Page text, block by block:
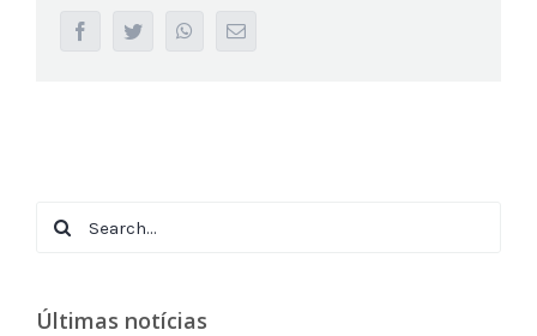
facebooktwitter whatsappEmail
Search
Últimas notícias